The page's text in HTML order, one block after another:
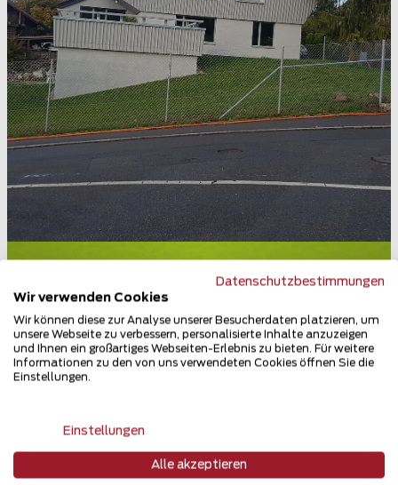
5615 Fahrwangen
Teilen
Datenschutzbestimmungen
Wir verwenden Cookies
Wir können diese zur Analyse unserer Besucherdaten platzieren, um
unsere Webseite zu verbessern, personalisierte Inhalte anzuzeigen
und Ihnen ein großartiges Webseiten-Erlebnis zu bieten. Für weitere
Informationen zu den von uns verwendeten Cookies öffnen Sie die
Einstellungen.
Einstellungen
Alle akzeptieren